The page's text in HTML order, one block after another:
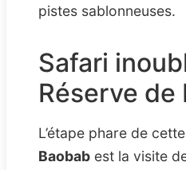
pistes sablonneuses.
Safari
Réserve de
L’étape phare de cette
Baobab est la visite